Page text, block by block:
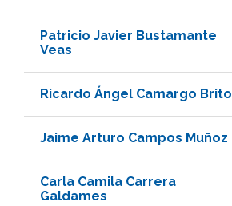
Patricio Javier Bustamante
Veas
Ricardo Ángel Camargo Brito
Jaime Arturo Campos Muñoz
Carla Camila Carrera
Galdames